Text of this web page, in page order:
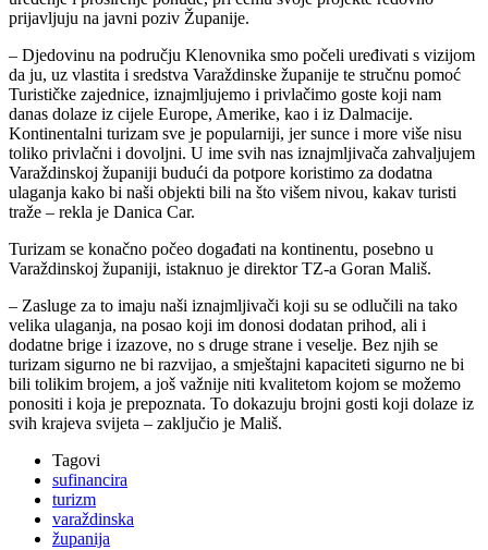
prijavljuju na javni poziv Županije.
– Djedovinu na području Klenovnika smo počeli uređivati s vizijom
da ju, uz vlastita i sredstva Varaždinske županije te stručnu pomoć
Turističke zajednice, iznajmljujemo i privlačimo goste koji nam
danas dolaze iz cijele Europe, Amerike, kao i iz Dalmacije.
Kontinentalni turizam sve je popularniji, jer sunce i more više nisu
toliko privlačni i dovoljni. U ime svih nas iznajmljivača zahvaljujem
Varaždinskoj županiji budući da potpore koristimo za dodatna
ulaganja kako bi naši objekti bili na što višem nivou, kakav turisti
traže – rekla je Danica Car.
Turizam se konačno počeo događati na kontinentu, posebno u
Varaždinskoj županiji, istaknuo je direktor TZ-a Goran Mališ.
– Zasluge za to imaju naši iznajmljivači koji su se odlučili na tako
velika ulaganja, na posao koji im donosi dodatan prihod, ali i
dodatne brige i izazove, no s druge strane i veselje. Bez njih se
turizam sigurno ne bi razvijao, a smještajni kapaciteti sigurno ne bi
bili tolikim brojem, a još važnije niti kvalitetom kojom se možemo
ponositi i koja je prepoznata. To dokazuju brojni gosti koji dolaze iz
svih krajeva svijeta – zaključio je Mališ.
Tagovi
sufinancira
turizm
varaždinska
županija